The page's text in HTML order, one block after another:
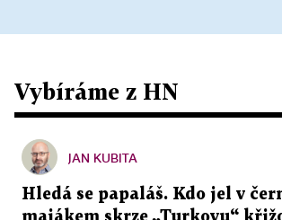
Vybíráme z HN
JAN KUBITA
Hledá se papaláš. Kdo jel v
majákem skrze „Turkovu“